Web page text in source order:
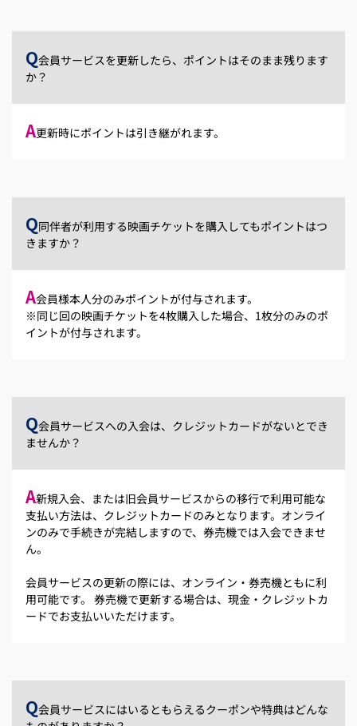
Q会員サービスを更新したら、ポイントはそのまま残ります
か？
A更新時にポイントは引き継がれます。
Q同伴者が利用する映画チケットを購入してもポイントはつ
きますか？
A会員様本人分のみポイントが付与されます。
※同じ回の映画チケットを4枚購入した場合、1枚分のみのポ
イントが付与されます。
Q会員サービスへの入会は、クレジットカードがないとでき
ませんか？
A新規入会、または旧会員サービスからの移行で利用可能な
支払い方法は、クレジットカードのみとなります。オンライ
ンのみで手続きが完結しますので、券売機では入会できませ
ん。
会員サービスの更新の際には、オンライン・券売機ともに利
用可能です。 券売機で更新する場合は、現金・クレジットカ
ードでお支払いいただけます。
Q会員サービスにはいるともらえるクーポンや特典はどんな